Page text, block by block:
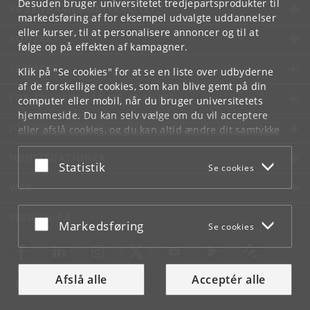
Desuden bruger universitetet tredjepartsprodukter til
markedsføring af for eksempel udvalgte uddannelser
eller kurser, til at personalisere annoncer og til at
følge op på effekten af kampagner.
Klik på "Se cookies" for at se en liste over udbyderne
af de forskellige cookies, som kan blive gemt på din
computer eller mobil, når du bruger universitetets
hjemmeside. Du kan selv vælge om du vil acceptere
eller afslå cookies, og du kan altid ændre dit samtykke
underCookie- og privatlivspolitiksom du finder i
bunden af hver side.
Acceptér eller afslå
Statistik Se cookies
Acceptér eller afslå
Markedsføring Se cookies
Afslå alle Acceptér alle
KØBENHAVNS UNIVERSITET
KONTAKT
SERVICES
FOR STUDERENDE OG ANSATTE
JOB OG KARRIERE
NØDSITUATIONER
WEB
MØD KU PÅ